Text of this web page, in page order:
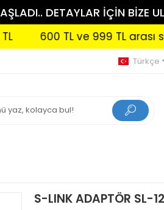
DETAYLAR İÇİN BİZE
600 TL ve 999 TL arası
Türkçe
S-LINK ADAPTÖR SL-